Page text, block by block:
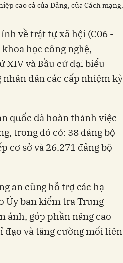
cao cả của Đảng, của Cách mạng,
về trật tự xã hội (C06 -
học công nghệ,
XIV và Bầu cử đại biểu
dân các cấp nhiệm kỳ
quốc đã hoàn thành việc
trong đó có: 38 đảng bộ
cơ sở và 26.271 đảng bộ
an cũng hỗ trợ các hạ
Ủy ban kiểm tra Trung
ánh, góp phần nâng cao
đạo và tăng cường mối liên